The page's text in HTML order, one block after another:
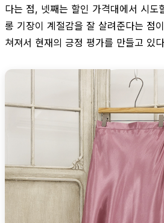
다는 점, 넷째는 할인 가격대에서 시도
롱 기장이 계절감을 잘 살려준다는 점
쳐져서 현재의 긍정 평가를 만들고 있